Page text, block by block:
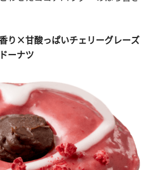
り×甘酸っぱいチェリーグレーズ
ーナツ